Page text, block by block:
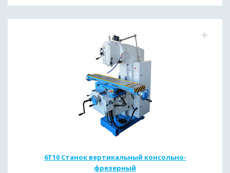
6Т10 Станок вертикальный консольно-
фрезерный